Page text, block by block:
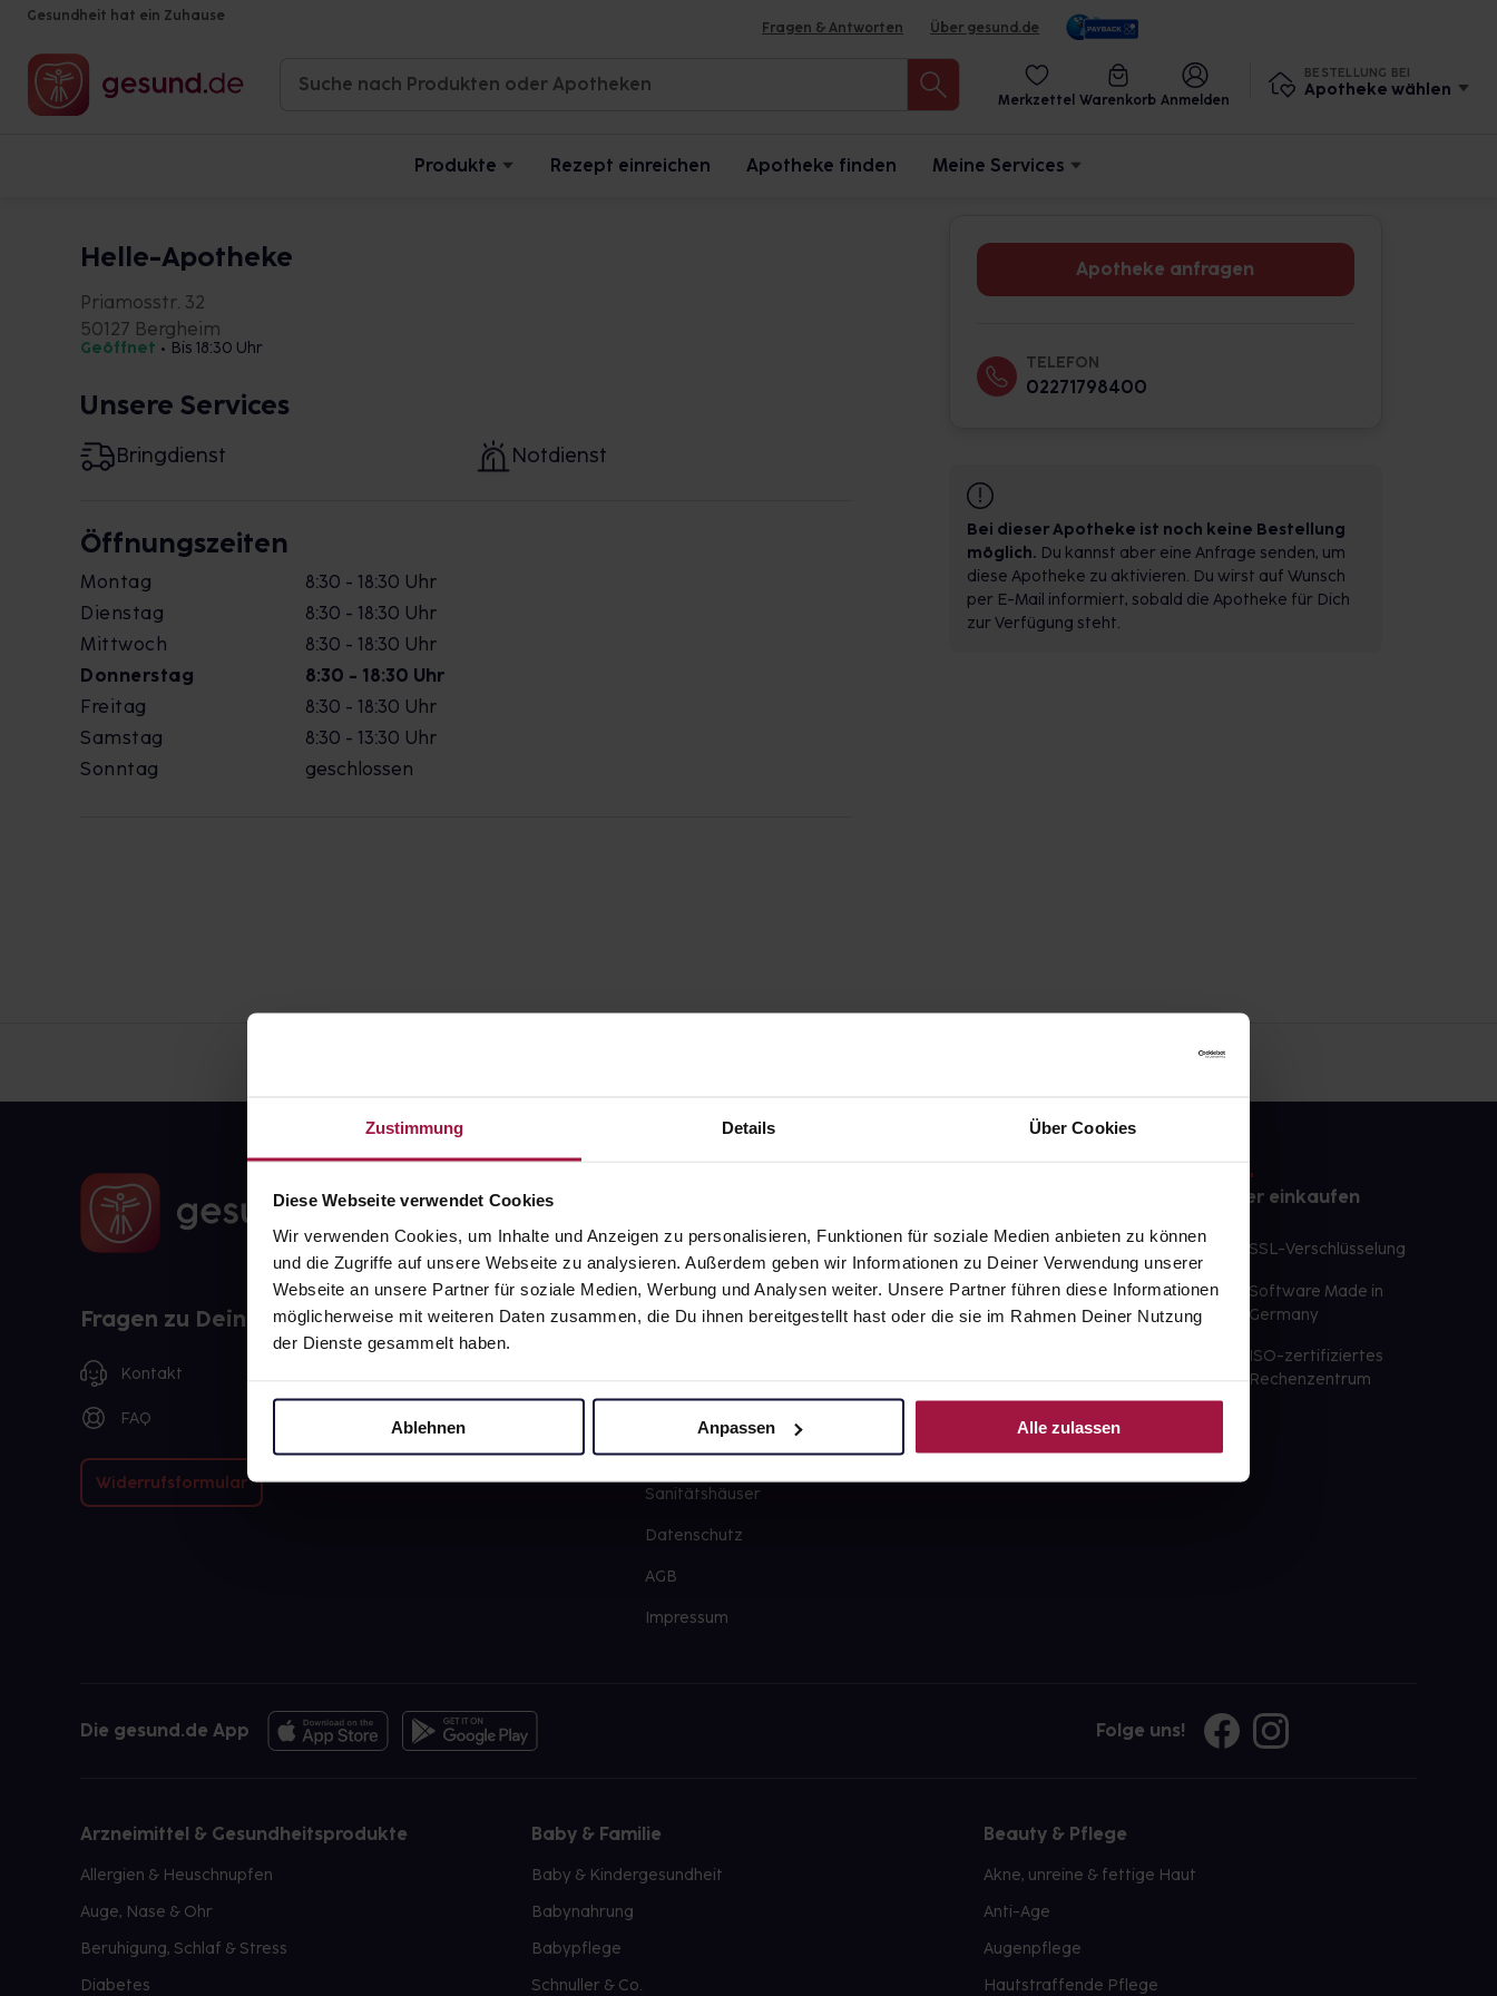
Zustimmung Details Über Cookies
Diese Webseite verwendet Cookies
Wir verwenden Cookies, um Inhalte und Anzeigen zu personalisieren, Funktionen für soziale Medien anbieten zu können
und die Zugriffe auf unsere Webseite zu analysieren. Außerdem geben wir Informationen zu Deiner Verwendung unserer
Webseite an unsere Partner für soziale Medien, Werbung und Analysen weiter. Unsere Partner führen diese Informationen
möglicherweise mit weiteren Daten zusammen, die Du ihnen bereitgestellt hast oder die sie im Rahmen Deiner Nutzung
der Dienste gesammelt haben.
Ablehnen Anpassen Alle zulassen
Gesundheit hat ein Zuhause
Fragen & Antworten Über gesund.de
Merkzettel Warenkorb Anmelden
BESTELLUNG BEI
Apotheke wählen
Produkte Rezept einreichen Apotheke finden Meine Services
Helle-Apotheke
Priamosstr. 32
50127 Bergheim
Geöffnet • Bis 18:30 Uhr
Unsere Services
Bringdienst Notdienst
Öffnungszeiten
Montag
8:30 - 18:30 Uhr
Dienstag
8:30 - 18:30 Uhr
Mittwoch
8:30 - 18:30 Uhr
Donnerstag
8:30 - 18:30 Uhr
Freitag
8:30 - 18:30 Uhr
Samstag
8:30 - 13:30 Uhr
Sonntag
geschlossen
Apotheke anfragen
TELEFON
02271798400
Bei dieser Apotheke ist noch keine Bestellung
möglich. Du kannst aber eine Anfrage senden, um
diese Apotheke zu aktivieren. Du wirst auf Wunsch
per E-Mail informiert, sobald die Apotheke für Dich
zur Verfügung steht.
Fragen zu Deiner Bestellung?
Kontakt
FAQ
Widerrufsformular
Über uns
Karriere
gesund-versorger.de
Sanitätshäuser
Datenschutz
AGB
Impressum
Ausgewählte Wunschprodukte
sofort abholbereit
Lieferung für sofort verfügbare
Große Auswahl an Apotheken
Sicher einkaufen
SSL-Verschlüsselung
Software Made in
Germany
ISO-zertifiziertes
Rechenzentrum
Die gesund.de App Folge uns!
Arzneimittel & Gesundheitsprodukte
Allergien & Heuschnupfen
Auge, Nase & Ohr
Beruhigung, Schlaf & Stress
Diabetes
Baby & Familie
Baby & Kindergesundheit
Babynahrung
Babypflege
Schnuller & Co.
Beauty & Pflege
Akne, unreine & fettige Haut
Anti-Age
Augenpflege
Hautstraffende Pflege